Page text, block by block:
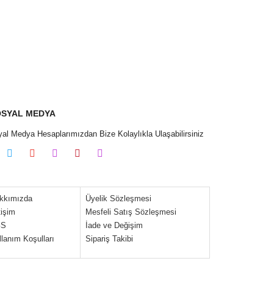
MEDYA
Medya Hesaplarımızdan Bize Kolaylıkla Ulaşabilirsiniz
Koşulları
Üyelik Sözleşmesi
Mesfeli Satış Sözleşmesi
İade ve Değişim
Sipariş Takibi